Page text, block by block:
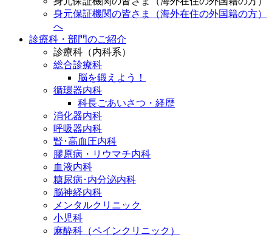
身元保証機関の皆さま（海外在住の外国籍の方）
へ
診療科・部門のご紹介
診療科（内科系）
総合診療科
脳を鍛えよう！
循環器内科
科長ごあいさつ・経歴
消化器内科
呼吸器内科
腎･高血圧内科
膠原病・リウマチ内科
血液内科
糖尿病･内分泌内科
脳神経内科
メンタルクリニック
小児科
麻酔科（ペインクリニック）